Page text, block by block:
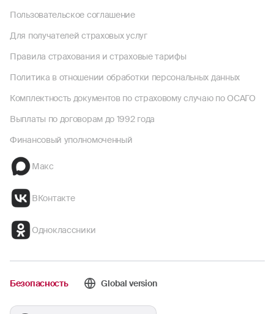
Пользовательское соглашение
Для получателей страховых услуг
Правила страхования и страховые тарифы
Политика в отношении обработки персональных данных
Комплектность документов по страховому случаю по ОСАГО
Выплаты по договорам до 1992 года
Финансовый уполномоченный
Макс
ВКонтакте
Одноклассники
Безопасность Global version